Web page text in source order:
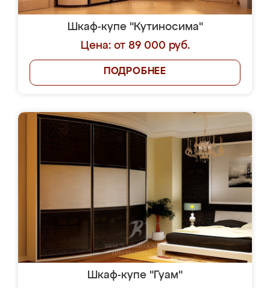
Шкаф-купе "Кутиносима"
Цена: от 89 000 руб.
ПОДРОБНЕЕ
Шкаф-купе "Гуам"